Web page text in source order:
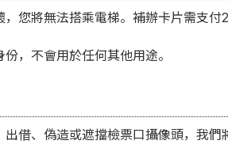
您將無法搭乘電梯。補辦卡片需支付
，不會用於任何其他用途。
借、偽造或遮擋檢票口攝像頭，我們